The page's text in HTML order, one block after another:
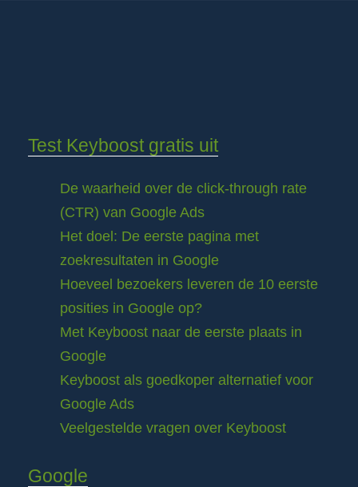
Test Keyboost gratis uit
De waarheid over de click-through rate
(CTR) van Google Ads
Het doel: De eerste pagina met
zoekresultaten in Google
Hoeveel bezoekers leveren de 10 eerste
posities in Google op?
Met Keyboost naar de eerste plaats in
Google
Keyboost als goedkoper alternatief voor
Google Ads
Veelgestelde vragen over Keyboost
Google